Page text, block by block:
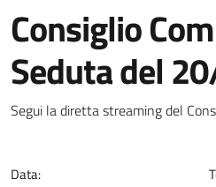
Consiglio
Seduta del
Dettagli della
Segui la diretta streaming del
Data: